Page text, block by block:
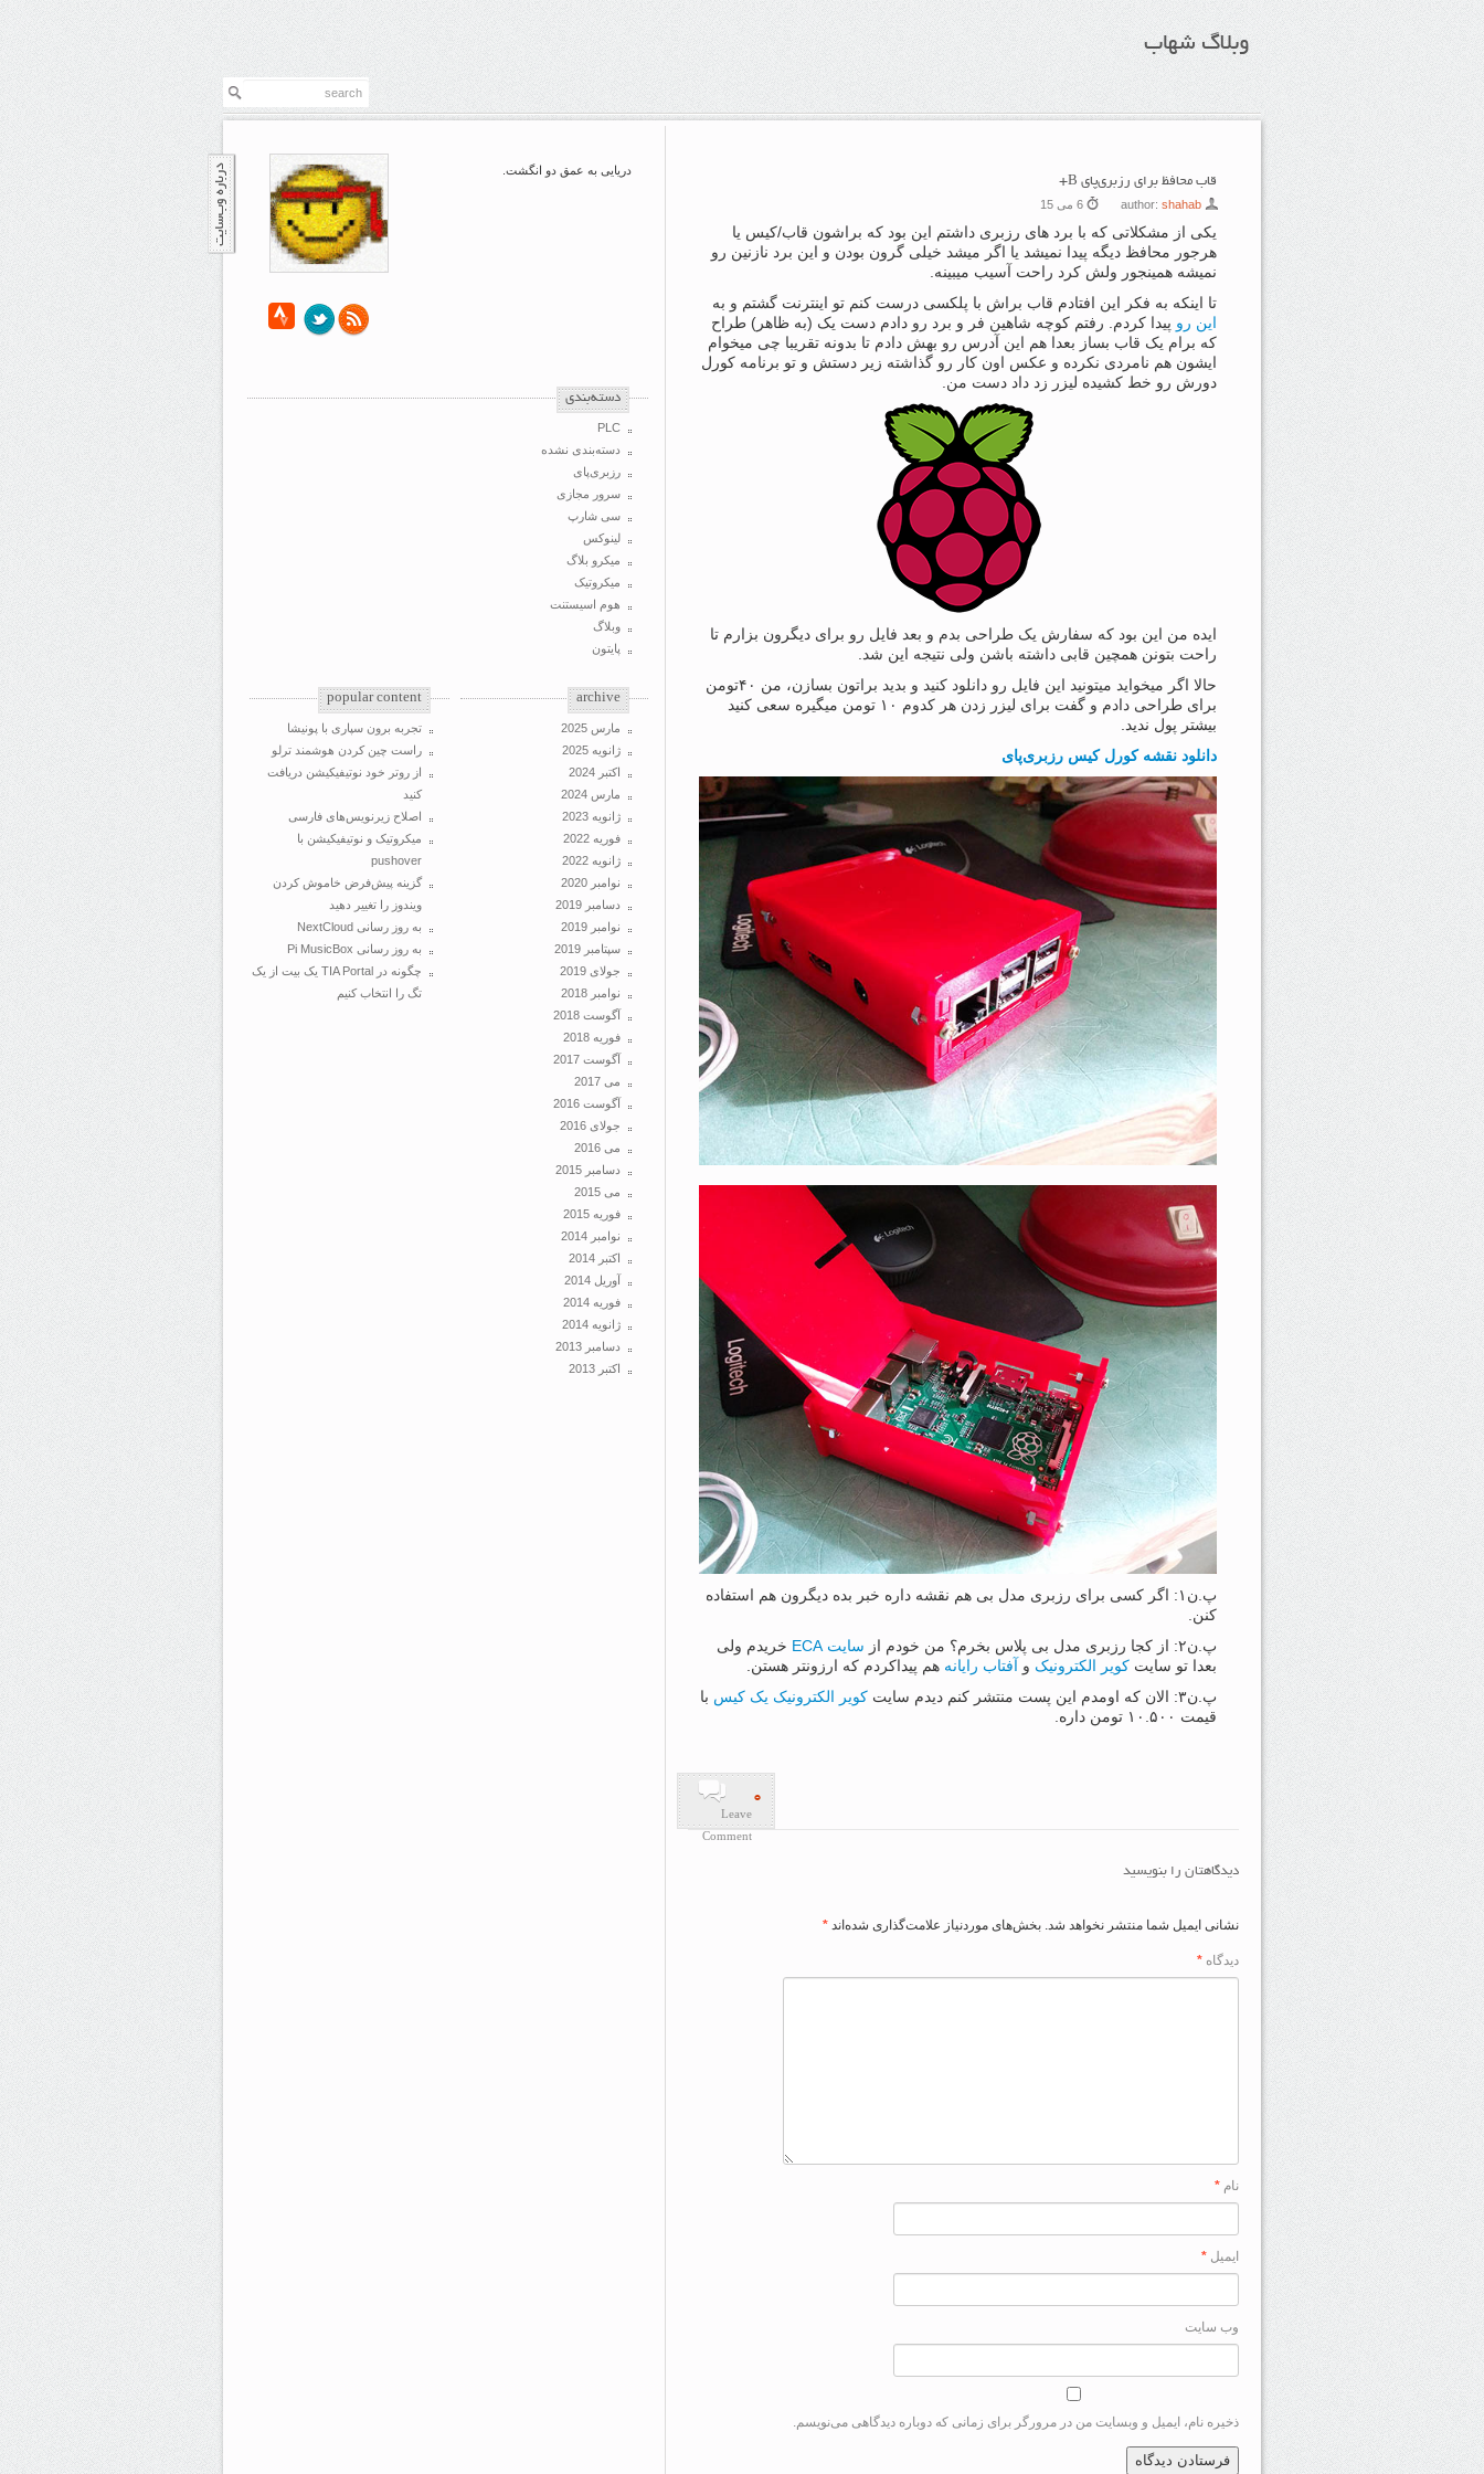
وبلاگ شهاب
قاب محافظ برای رزبری‌پای B+
author: shahab 6 می 15
یکی از مشکلاتی که با برد های رزبری داشتم این بود که براشون قاب/کیس یا
هرجور محافظ دیگه پیدا نمیشد یا اگر میشد خیلی گرون بودن و این برد نازنین رو
نمیشه همینجور ولش کرد راحت آسیب میبینه.
تا اینکه به فکر این افتادم قاب براش با پلکسی درست کنم تو اینترنت گشتم و به
این رو پیدا کردم. رفتم کوچه شاهین فر و برد رو دادم دست یک (به ظاهر) طراح
که برام یک قاب بساز بعدا هم این آدرس رو بهش دادم تا بدونه تقریبا چی میخوام
ایشون هم نامردی نکرده و عکس اون کار رو گذاشته زیر دستش و تو برنامه کورل
دورش رو خط کشیده لیزر زد داد دست من.
ایده من این بود که سفارش یک طراحی بدم و بعد فایل رو برای دیگرون بزارم تا
راحت بتونن همچین قابی داشته باشن ولی نتیجه این شد.
حالا اگر میخواید میتونید این فایل رو دانلود کنید و بدید براتون بسازن، من ۴۰تومن
برای طراحی دادم و گفت برای لیزر زدن هر کدوم ۱۰ تومن میگیره سعی کنید
بیشتر پول ندید.
دانلود نقشه کورل کیس رزبری‌پای
پ.ن۱: اگر کسی برای رزبری مدل بی هم نقشه داره خبر بده دیگرون هم استفاده
کنن.
پ.ن۲: از کجا رزبری مدل بی پلاس بخرم؟ من خودم از
سایت ECA
خریدم ولی
بعدا تو سایت کویر الکترونیک و آفتاب رایانه هم پیداکردم که ارزونتر هستن.
پ.ن۳: الان که اومدم این پست منتشر کنم دیدم سایت
کویر الکترونیک یک کیس با
قیمت ۱۰.۵۰۰ تومن داره.
Leave
Comment
۰
دیدگاهتان را بنویسید
نشانی ایمیل شما منتشر نخواهد شد. بخش‌های موردنیاز علامت‌گذاری شده‌اند *
دیدگاه *
نام *
ایمیل *
وب‌ سایت
ذخیره نام، ایمیل و وبسایت من در مرورگر برای زمانی که دوباره دیدگاهی می‌نویسم.
دریایی به عمق دو انگشت.
‌دسته‌بندی
PLC
دسته‌بندی نشده
رزبری‌پای
سرور مجازی
سی شارپ
لینوکس
میکرو بلاگ
میکروتیک
هوم اسیستنت
وبلاگ
پایتون
archive
مارس 2025
ژانویه 2025
اکتبر 2024
مارس 2024
ژانویه 2023
فوریه 2022
ژانویه 2022
نوامبر 2020
دسامبر 2019
نوامبر 2019
سپتامبر 2019
جولای 2019
نوامبر 2018
آگوست 2018
فوریه 2018
آگوست 2017
می 2017
آگوست 2016
جولای 2016
می 2016
دسامبر 2015
می 2015
فوریه 2015
نوامبر 2014
اکتبر 2014
آوریل 2014
فوریه 2014
ژانویه 2014
دسامبر 2013
اکتبر 2013
popular content
تجربه برون سپاری با پونیشا
راست چین کردن هوشمند ترلو
از روتر خود نوتیفیکیشن دریافت
کنید
اصلاح زیرنویس‌های فارسی
میکروتیک و نوتیفیکیشن با
pushover
گزینه پیش‌فرض خاموش کردن
ویندوز را تغییر دهید
به روز رسانی NextCloud
به روز رسانی Pi MusicBox
چگونه در TIA Portal یک بیت از یک
تگ را انتخاب کنیم